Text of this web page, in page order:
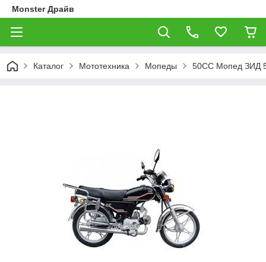
Monster Драйв
Каталог Мототехника Мопеды 50СС Мопед ЗИД